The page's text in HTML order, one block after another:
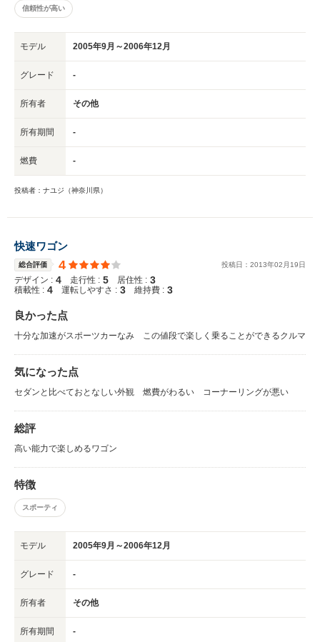
信頼性が高い
モデル 2005年9月～2006年12月
グレード -
所有者 その他
所有期間 -
燃費 -
投稿者：ナユジ（神奈川県）
快速ワゴン
総合評価 4 投稿日： 2013年02 月 19日
デザイン : 4 走行性 : 5 居住性 : 3
積載性 : 4 運転しやすさ : 3 維持費 : 3
良かった点
十分な加速がスポーツカーなみ この値段で楽しく乗ることができるクルマ
気になった点
セダンと比べておとなしい外観 燃費がわるい コーナーリングが悪い
総評
高い能力で楽しめるワゴン
特徴
スポーティ
モデル 2005年9月～2006年12月
グレード -
所有者 その他
所有期間 -